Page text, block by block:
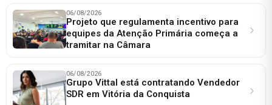
06/08/2026
Projeto que regulamenta incentivo para
equipes da Atenção Primária começa a
tramitar na Câmara
06/08/2026
Grupo Vittal está contratando Vendedor
SDR em Vitória da Conquista